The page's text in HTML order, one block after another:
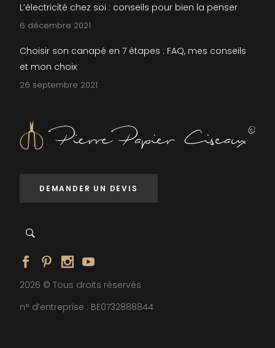
L’électricité chez soi : conseils pour bien la penser
6 décembre 2021
Choisir son canapé en 7 étapes : FAQ, mes conseils
et mon choix
26 septembre 2021
DEMANDER UN DEVIS
2026 © Tous droits réservés
n° d’entreprise : BE0732888844